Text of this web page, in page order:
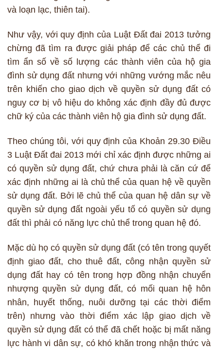
và loạn lạc, thiên tai).
Như vậy, với quy định của Luật Đất đai 2013 tưởng
chừng đã tìm ra được giải pháp để các chủ thể đi
tìm ẩn số về số lượng các thành viên của hộ gia
đình sử dụng đất nhưng với những vướng mắc nêu
trên khiến cho giao dịch về quyền sử dụng đất có
nguy cơ bị vô hiệu do không xác định đầy đủ được
chữ ký của các thành viên hộ gia đình sử dụng đất.
Theo chúng tôi, với quy định của Khoản 29.30 Điều
3 Luật Đất đai 2013 mới chỉ xác định được những ai
có quyền sử dụng đất, chứ chưa phải là căn cứ để
xác định những ai là chủ thể của quan hệ về quyền
sử dụng đất. Bởi lẽ chủ thể của quan hệ dân sự về
quyền sử dụng đất ngoài yếu tố có quyền sử dụng
đất thì phải có năng lực chủ thể trong quan hệ đó.
Mặc dù họ có quyền sử dụng đất (có tên trong quyết
định giao đất, cho thuê đất, công nhận quyền sử
dụng đất hay có tên trong hợp đồng nhận chuyển
nhượng quyền sử dụng đất, có mối quan hệ hôn
nhân, huyết thống, nuôi dưỡng tại các thời điểm
trên) nhưng vào thời điểm xác lập giao dịch về
quyền sử dụng đất có thể đã chết hoặc bị mất năng
lực hành vi dân sự, có khó khăn trong nhận thức và